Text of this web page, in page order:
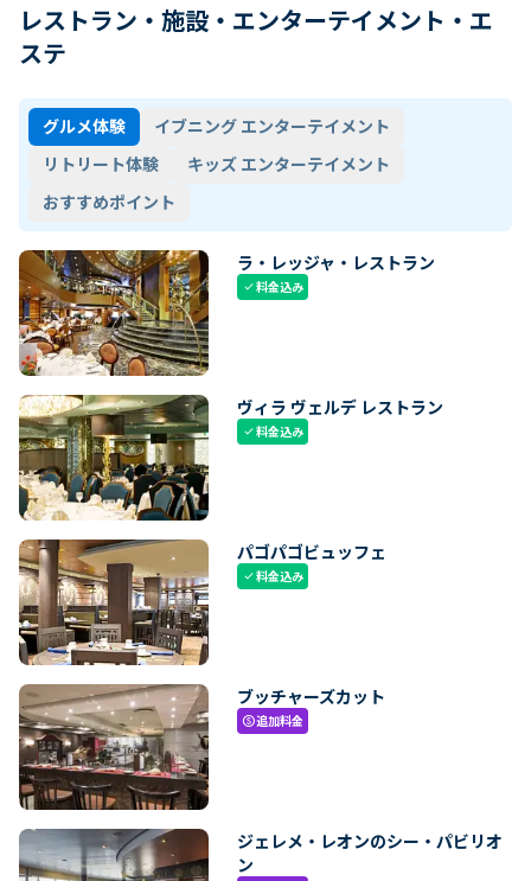
レストラン・施設・エンターテイメント・エ
ステ
グルメ体験
イブニング エンターテイメント
リトリート体験
キッズ エンターテイメント
おすすめポイント
ラ・レッジャ・レストラン
check料金込み
ヴィラ ヴェルデ レストラン
check料金込み
パゴパゴビュッフェ
check料金込み
ブッチャーズカット
paid追加料金
ジェレメ・レオンのシー・パビリオ
ン